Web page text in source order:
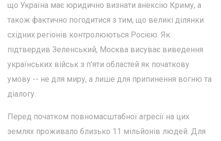
що Україна має юридично визнати анексію Криму, а
також фактично погодитися з тим, що великі ділянки
східних регіонів контролюються Росією. Як
підтвердив Зеленський, Москва висуває виведення
українських військ з п'яти областей як початкову
умову -- не для миру, а лише для припинення вогню та
діалогу.
Перед початком повномасштабної агресії на цих
землях проживало близько 11 мільйонів людей. Для